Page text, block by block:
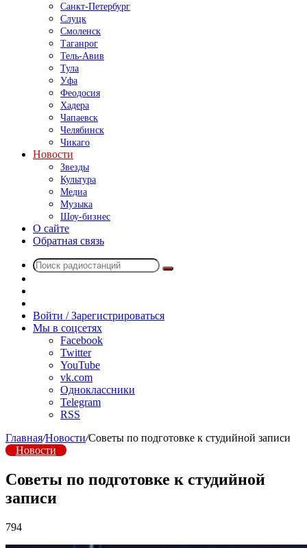
Санкт-Петербург
Слуцк
Смоленск
Таганрог
Тель-Авив
Тула
Уфа
Феодосия
Хадера
Чапаевск
Челябинск
Чикаго
Новости
Звезды
Культура
Медиа
Музыка
Шоу-бизнес
О сайте
Обратная связь
Поиск
радио
Войти / Зарегистрироваться
Мы в соцсетях
Facebook
Twitter
YouTube
vk.com
Одноклассники
Telegram
RSS
Главная/Новости/Советы по подготовке к студийной записи
Новости
Советы по подготовке к студийной
записи
794